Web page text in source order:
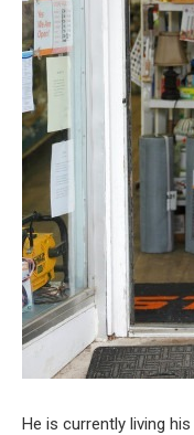
He is currently living